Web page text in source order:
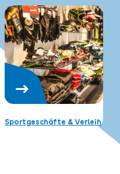
Sportgeschäfte & Verleih